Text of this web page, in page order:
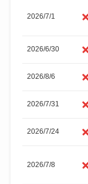
2026/7/1
2026/6/30
2026/8/6
2026/7/31
2026/7/24
2026/7/8